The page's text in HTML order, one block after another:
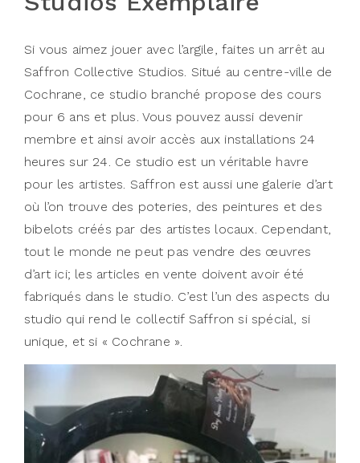
Si vous aimez jouer avec l’argile, faites un arrêt au
Saffron Collective Studios. Situé au centre-ville de
Cochrane, ce studio branché propose des cours
pour 6 ans et plus. Vous pouvez aussi devenir
membre et ainsi avoir accès aux installations 24
heures sur 24. Ce studio est un véritable havre
pour les artistes. Saffron est aussi une galerie d’art
où l’on trouve des poteries, des peintures et des
bibelots créés par des artistes locaux. Cependant,
tout le monde ne peut pas vendre des œuvres
d’art ici; les articles en vente doivent avoir été
fabriqués dans le studio. C’est l’un des aspects du
studio qui rend le collectif Saffron si spécial, si
unique, et si « Cochrane ».